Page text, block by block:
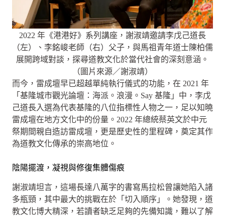
2022 年《港港好》系列講座，謝淑靖邀請李戊己道長
（左）、李銘峻老師（右）父子，與馬祖青年道士陳柏儒
展開跨域對談，探尋道教文化於當代社會的深刻意涵。
（圖片來源／謝淑靖）
而今，雷成壇早已超越單純執行儀式的功能，在 2021 年
「基隆城市觀光論壇：海派。浪漫。Say 基隆」中，李戊
己道長入選為代表基隆的八位指標性人物之一，足以知曉
雷成壇在地方文化中的份量。2022 年總統蔡英文於中元
祭期間親自造訪雷成壇，更是歷史性的里程碑，奠定其作
為道教文化傳承的崇高地位。
陰陽擺渡，凝視與修復集體傷痕
謝淑靖坦言，這場長達八萬字的書寫馬拉松曾讓她陷入諸
多瓶頸，其中最大的挑戰在於「切入順序」。她發現，道
教文化博大精深，若讀者缺乏足夠的先備知識，難以了解